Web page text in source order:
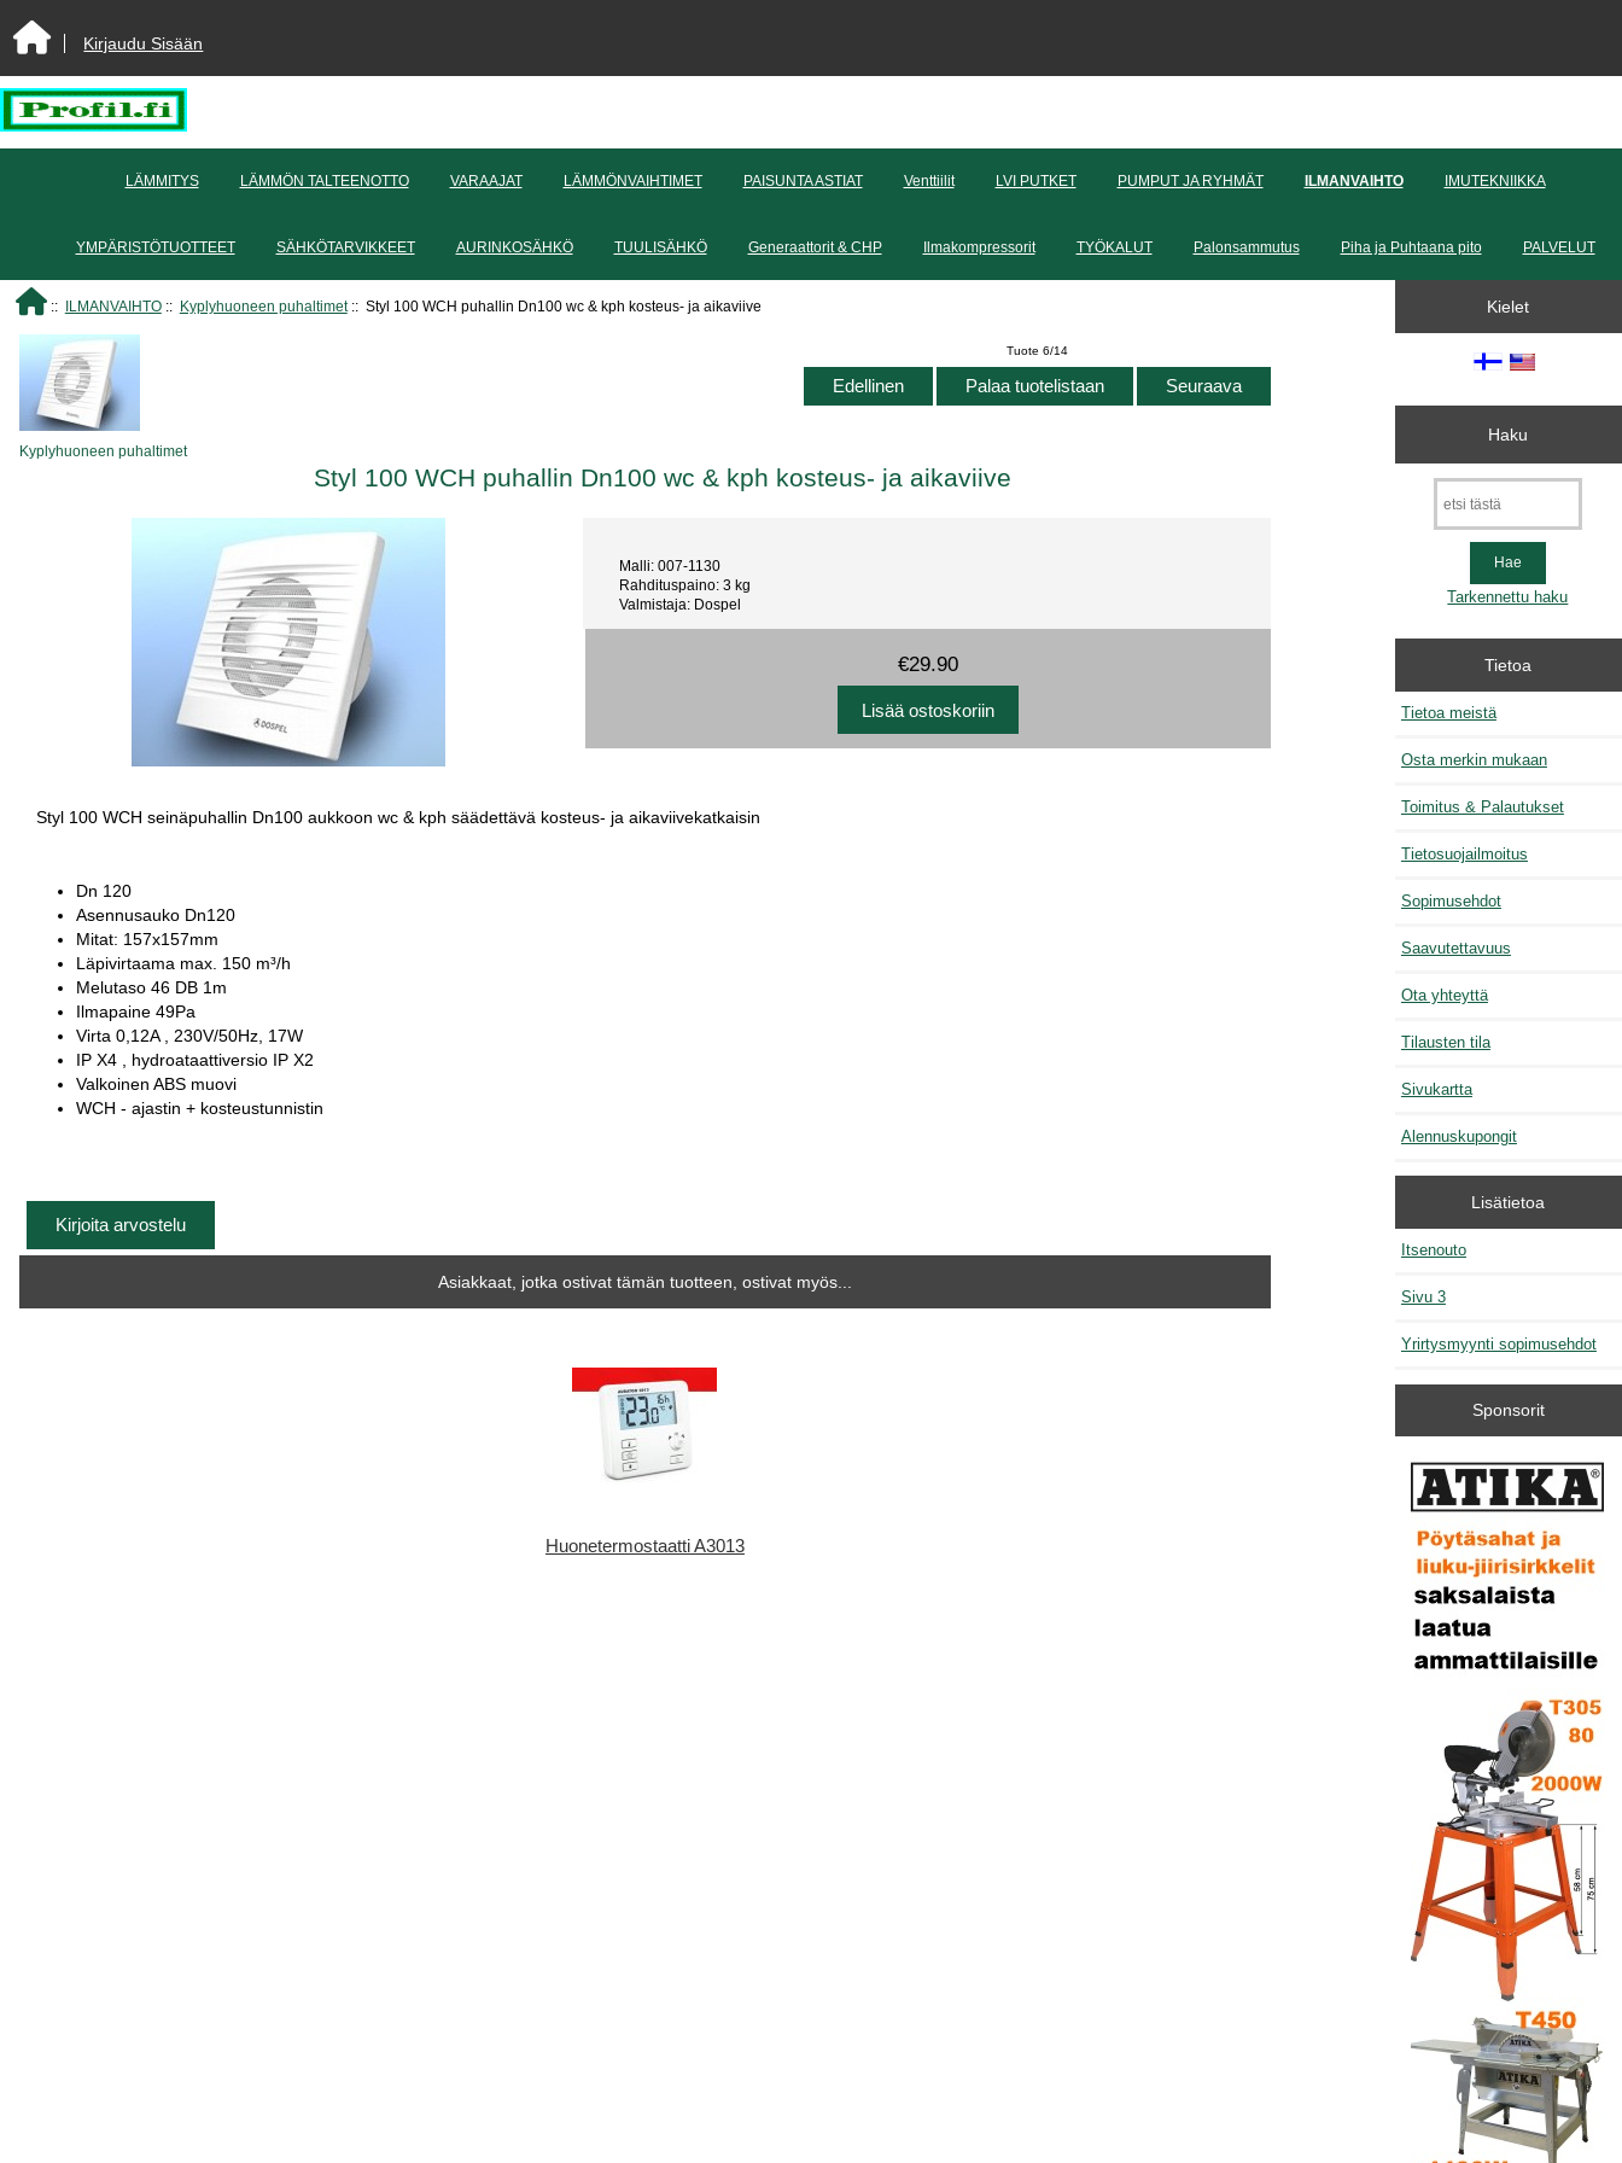
Kirjaudu Sisään
LÄMMITYS LÄMMÖN TALTEENOTTO VARAAJAT LÄMMÖNVAIHTIMET PAISUNTA ASTIAT Venttiilit LVI PUTKET PUMPUT JA RYHMÄT ILMANVAIHTO IMUTEKNIIKKA
YMPÄRISTÖTUOTTEET SÄHKÖTARVIKKEET AURINKOSÄHKÖ TUULISÄHKÖ Generaattorit & CHP Ilmakompressorit TYÖKALUT Palonsammutus Piha ja Puhtaana pito PALVELUT
:: ILMANVAIHTO:: Kyplyhuoneen puhaltimet:: Styl 100 WCH puhallin Dn100 wc & kph kosteus- ja aikaviive
Kyplyhuoneen puhaltimet
Tuote 6/14
Edellinen Palaa tuotelistaan Seuraava
Styl 100 WCH puhallin Dn100 wc & kph kosteus- ja aikaviive
Malli: 007-1130
Rahdituspaino: 3 kg
Valmistaja: Dospel
€29.90
Styl 100 WCH seinäpuhallin Dn100 aukkoon wc & kph säädettävä kosteus- ja aikaviivekatkaisin
Dn 120
Asennusauko Dn120
Mitat: 157x157mm
Läpivirtaama max. 150 m³/h
Melutaso 46 DB 1m
Ilmapaine 49Pa
Virta 0,12A , 230V/50Hz, 17W
IP X4 , hydroataattiversio IP X2
Valkoinen ABS muovi
WCH - ajastin + kosteustunnistin
Kirjoita arvostelu
Asiakkaat, jotka ostivat tämän tuotteen, ostivat myös...
Huonetermostaatti A3013
Kielet
Haku
Tarkennettu haku
Tietoa
Tietoa meistä
Osta merkin mukaan
Toimitus & Palautukset
Tietosuojailmoitus
Sopimusehdot
Saavutettavuus
Ota yhteyttä
Tilausten tila
Sivukartta
Alennuskupongit
Lisätietoa
Itsenouto
Sivu 3
Yrirtysmyynti sopimusehdot
Sponsorit